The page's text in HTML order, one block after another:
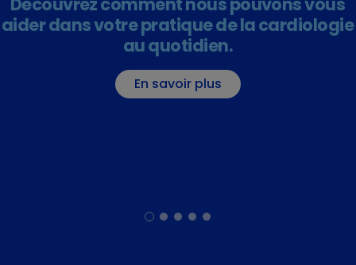
aider dans votre pratique de la cardiologie
au quotidien.
En savoir plus